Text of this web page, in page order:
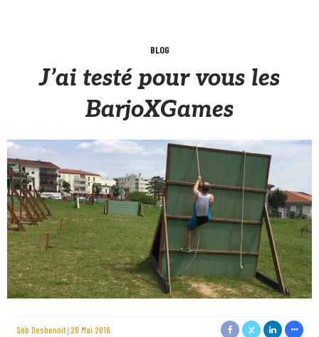
BLOG
J’ai testé pour vous les
BarjoXGames
Sèb Desbenoit 26 Mai 2016